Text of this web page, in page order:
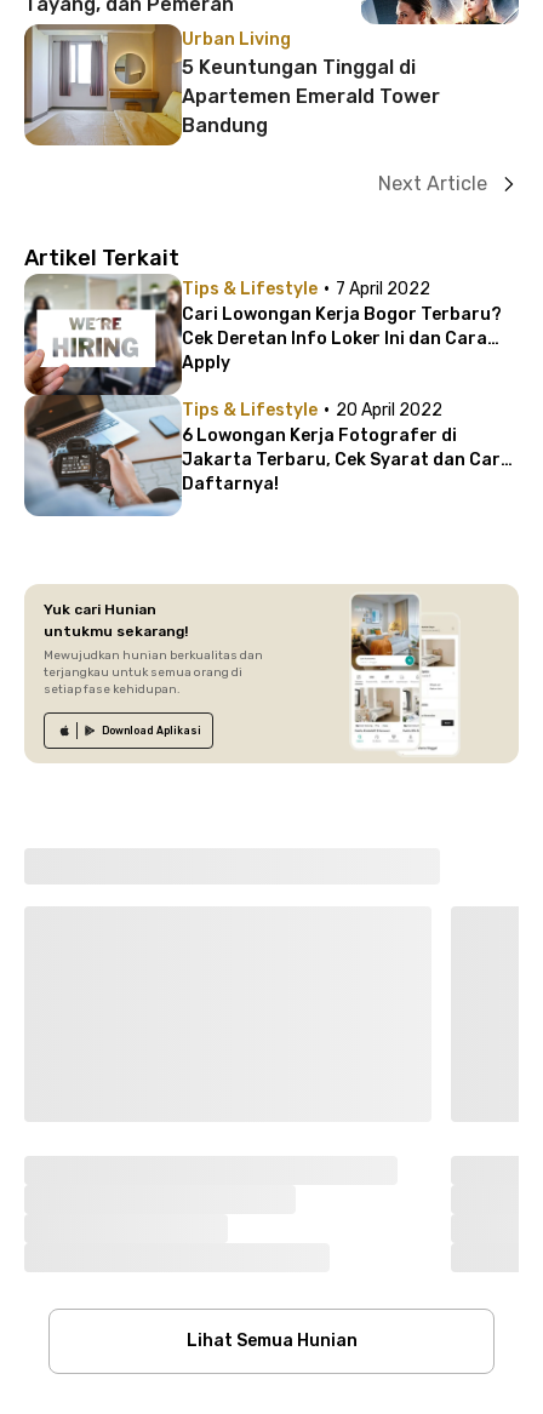
Urban Living
5 Keuntungan Tinggal di
Apartemen Emerald Tower
Bandung
Next Article
Artikel Terkait
Tips & Lifestyle · 7 April 2022
Cari Lowongan Kerja Bogor Terbaru?
Cek Deretan Info Loker Ini dan Cara
Apply
Tips & Lifestyle · 20 April 2022
6 Lowongan Kerja Fotografer di
Jakarta Terbaru, Cek Syarat dan Cara
Daftarnya!
Yuk cari Hunian
untukmu sekarang!
Mewujudkan hunian berkualitas dan
terjangkau untuk semua orang di
setiap fase kehidupan.
Download Aplikasi
Lihat Semua Hunian